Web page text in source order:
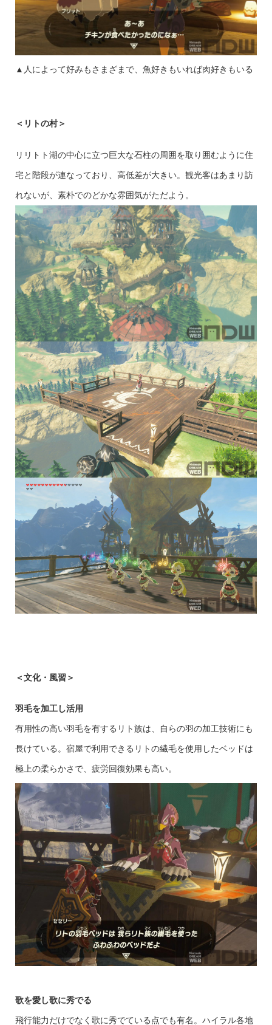
▲人によって好みもさまざまで、魚好きもいれば肉好きもいる
＜リトの村＞
リリトト湖の中心に立つ巨大な石柱の周囲を取り囲むように住
宅と階段が連なっており、高低差が大きい。観光客はあまり訪
れないが、素朴でのどかな雰囲気がただよう。
＜文化・風習＞
羽毛を加工し活用
有用性の高い羽毛を有するリト族は、自らの羽の加工技術にも
長けている。宿屋で利用できるリトの繊毛を使用したベッドは
極上の柔らかさで、疲労回復効果も高い。
歌を愛し歌に秀でる
飛行能力だけでなく歌に秀でている点でも有名。ハイラル各地